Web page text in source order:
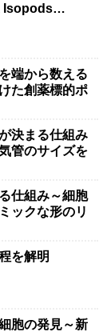
Isopods
端から数える
た創薬標的ポ
決まる仕組み
管のサイズを
仕組み～細胞
ックな形のリ
を解明
胞の発見～新